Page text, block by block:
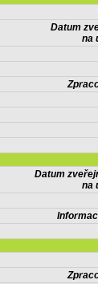
Datum
na
Datum
na